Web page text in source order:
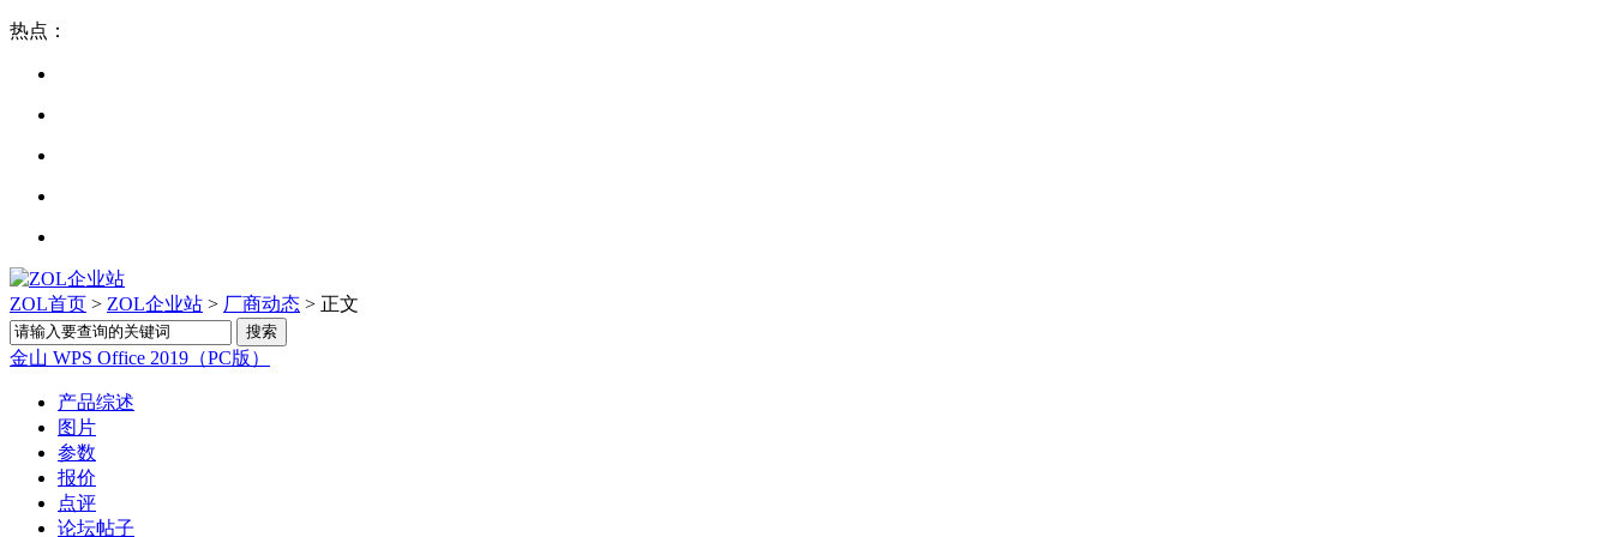
热点：
ZOL首页 > ZOL企业站 > 厂商动态 > 正文
金山 WPS Office 2019（PC版）
产品综述
图片
参数
报价
点评
论坛帖子